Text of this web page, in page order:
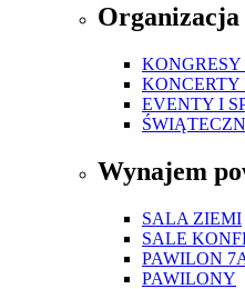
Organizacja
KONGRESY
KONCERTY
EVENTY I
Wynajem
SALA ZIEMI
SALE
PAWILON
PAWILONY